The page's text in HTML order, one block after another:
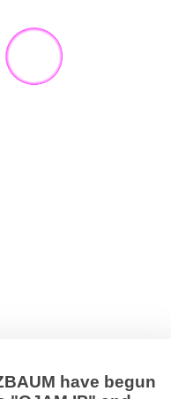
have begun